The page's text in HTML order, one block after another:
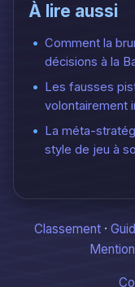
À lire aussi
Comment la
décisions à la
Les fausses
volontairement
La méta-
style de jeu à
Classement·